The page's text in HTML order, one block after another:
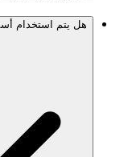
هل يتم استخدام